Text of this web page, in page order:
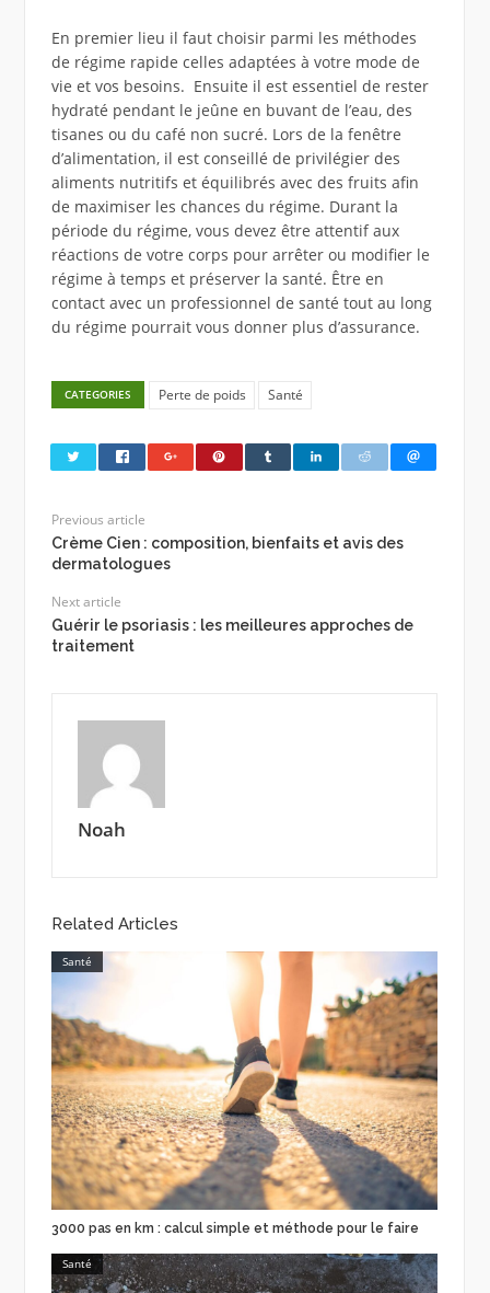
En premier lieu il faut choisir parmi les méthodes
de régime rapide celles adaptées à votre mode de
vie et vos besoins. Ensuite il est essentiel de rester
hydraté pendant le jeûne en buvant de l’eau, des
tisanes ou du café non sucré. Lors de la fenêtre
d’alimentation, il est conseillé de privilégier des
aliments nutritifs et équilibrés avec des fruits afin
de maximiser les chances du régime. Durant la
période du régime, vous devez être attentif aux
réactions de votre corps pour arrêter ou modifier le
régime à temps et préserver la santé. Être en
contact avec un professionnel de santé tout au long
du régime pourrait vous donner plus d’assurance.
CATEGORIES Perte de poids Santé
Previous article
Crème Cien : composition, bienfaits et avis des
dermatologues
Next article
Guérir le psoriasis : les meilleures approches de
traitement
Noah
Related Articles
Santé
3000 pas en km : calcul simple et méthode pour le faire
Santé